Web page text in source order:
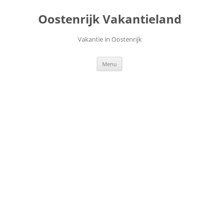
Oostenrijk Vakantieland
Vakantie in Oostenrijk
Menu